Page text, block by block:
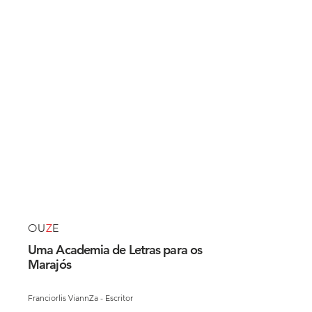
OUZE
Uma Academia de Letras para os
Marajós
Franciorlis ViannZa - Escritor